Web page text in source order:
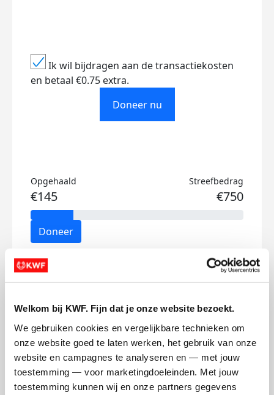
Welkom bij KWF. Fijn dat je onze website bezoekt.
We gebruiken cookies en vergelijkbare technieken om
onze website goed te laten werken, het gebruik van onze
website en campagnes te analyseren en — met jouw
toestemming — voor marketingdoeleinden. Met jouw
toestemming kunnen wij en onze partners gegevens
Ik wil bijdragen aan de transactiekosten
en betaal €0.75 extra.
Doneer nu
Opgehaald
€145
Streefbedrag
€750
Doneer